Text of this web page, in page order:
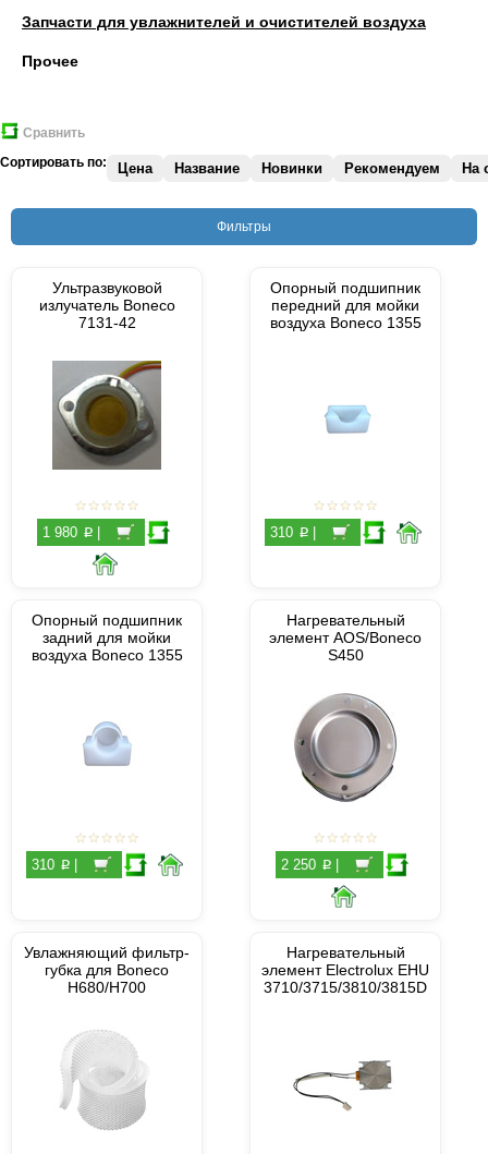
Запчасти для увлажнителей и очистителей воздуха
Прочее
Сравнить
Сортировать по:
Цена Название Новинки Рекомендуем На
Фильтры
Ультразвуковой
излучатель Boneco
7131-42
1 980 p
Опорный подшипник
передний для мойки
воздуха Boneco 1355
310 p
Опорный подшипник
задний для мойки
воздуха Boneco 1355
310 p
Нагревательный
элемент AOS/Boneco
S450
2 250 p
Увлажняющий фильтр-
губка для Boneco
H680/H700
Нагревательный
элемент Electrolux EHU
3710/3715/3810/3815D